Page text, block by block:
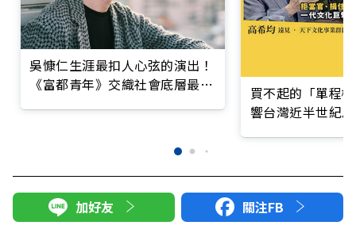
吳慷仁生涯最扣人心弦的演出！
《富都青年》交織社會底層最無
買不起的「單程
響台灣近半世紀
加好友 關注FB